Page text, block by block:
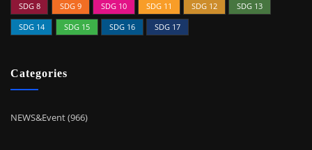
SDG 8
SDG 9 SDG 10 SDG 11 SDG 12
SDG 13
SDG 14
SDG 15 SDG 16 SDG 17
Categories
NEWS&Event (966)